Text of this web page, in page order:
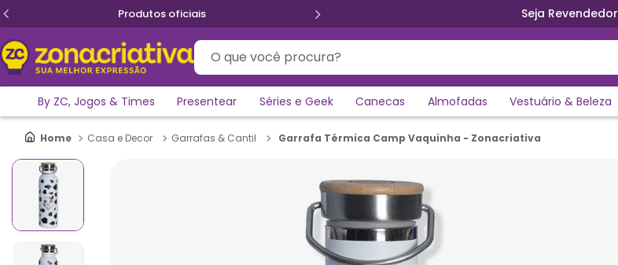
Produtos oficiais Frete Grátis para todo Brasil 👉 Aproveite
Seja Revendedor
O que você procura?
By ZC, Jogos & Times Presentear Séries e Geek Canecas Almofadas Vestuário & Beleza
Casa e Decor Garrafas & Cantil Garrafa Térmica Camp Vaquinha - Zonacriativa